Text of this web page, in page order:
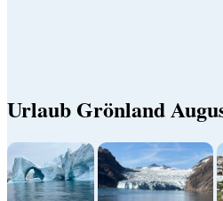
Urlaub Grönland